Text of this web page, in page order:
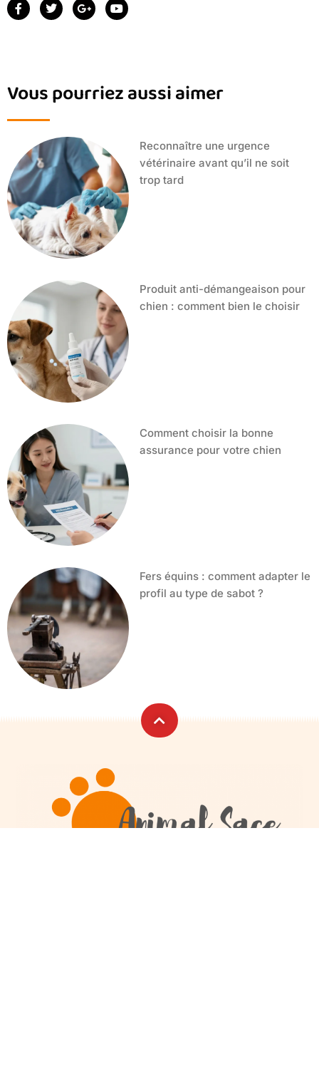
Vous pourriez aussi aimer
Reconnaître une urgence
vétérinaire avant qu’il ne soit
trop tard
Produit anti-démangeaison pour
chien : comment bien le choisir
Comment choisir la bonne
assurance pour votre chien
Fers équins : comment adapter le
profil au type de sabot ?